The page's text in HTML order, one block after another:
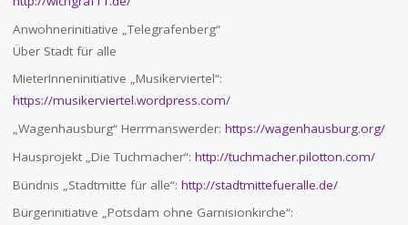
Anwohnerinitiative „Telegrafenberg“
Über Stadt für alle
MieterInneninitiative „Musikerviertel“:
https://musikerviertel.wordpress.com/
„Wagenhausburg“ Herrmanswerder: https://wagenhausburg.org/
Hausprojekt „Die Tuchmacher“: http://tuchmacher.pilotton.com/
Bündnis „Stadtmitte für alle“: http://stadtmittefueralle.de/
Bürgerinitiative „Potsdam ohne Garnisionkirche“: